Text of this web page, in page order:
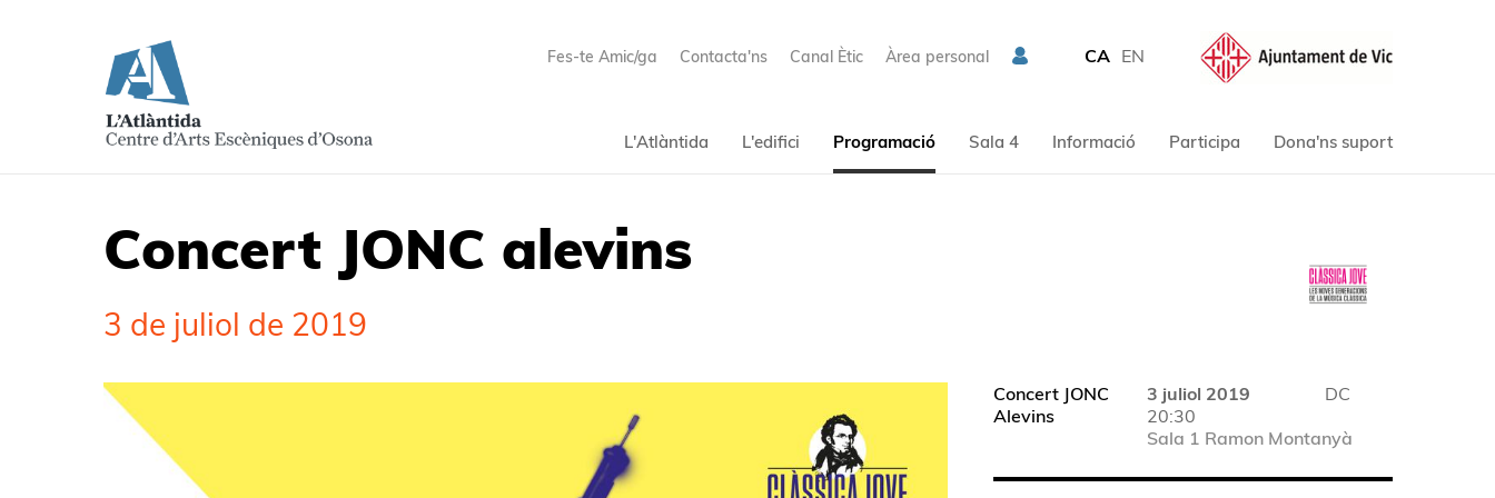
Fes-te Amic/ga Contacta'ns Canal Ètic Àrea personal CA EN
L'Atlàntida L'edifici Programació Sala 4 Informació Participa Dona'ns suport
Concert JONC alevins
3 de juliol de 2019
Concert JONC
Alevins
3 juliol 2019
DC
20:30
Sala 1 Ramon Montanyà